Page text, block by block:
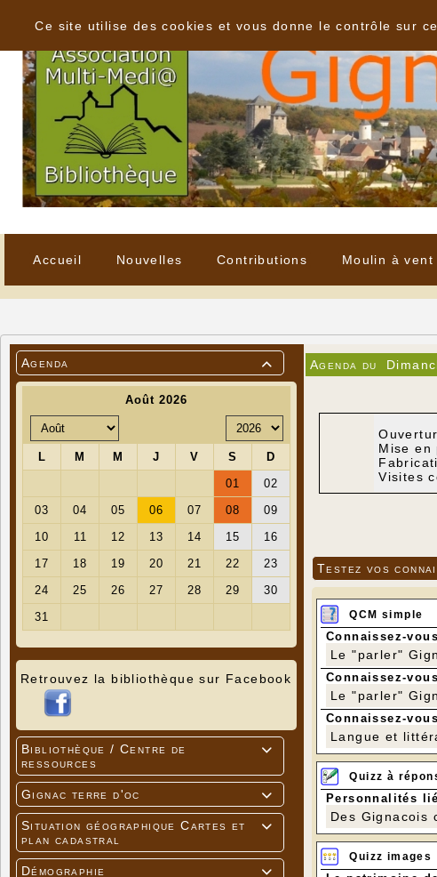
Accueil Nouvelles Contributions Moulin à vent

Agenda
Retrouvez la bibliothèque sur Facebook

Bibliothèque / Centre de
ressources

Gignac terre d'oc

Situation géographique Cartes et
plan cadastral

Démographie
Agenda du
Mise en
Visites
Testez vos
QCM simple
Connaissez-
Le "parler"
Connaissez-
Le "parler"
Connaissez-
Langue et
Quizz à
Personnalités
Des Gignacois
Quizz images
Ce site utilise des cookies et vous donne le contrôle sur